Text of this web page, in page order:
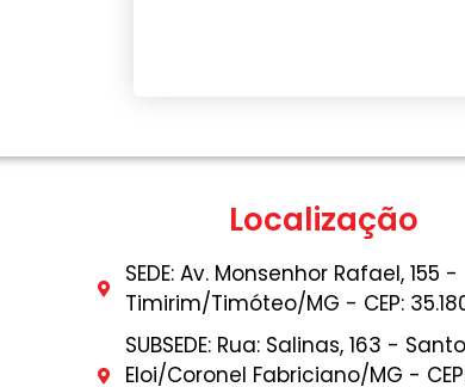
Localização
SEDE: Av. Monsenhor Rafael, 155 -
Timirim/Timóteo/MG - CEP:
SUBSEDE: Rua: Salinas, 163 - Santo
Eloi/Coronel Fabriciano/MG -